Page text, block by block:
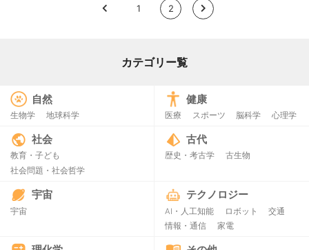
< 1 2 >
カテゴリー覧
自然
生物学 地球科学
健康
医療 スポーツ 脳科学 心理学
社会
教育・子ども
社会問題・社会哲学
古代
歴史・考古学 古生物
宇宙
宇宙
テクノロジー
AI・人工知能 ロボット
交通
情報・通信
家電